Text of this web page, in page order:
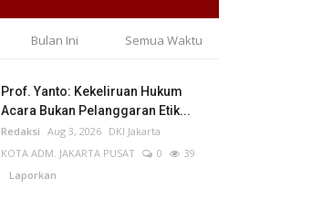
Bulan Ini Semua Waktu
Prof. Yanto: Kekeliruan Hukum
Acara Bukan Pelanggaran Etik...
Redaksi Aug 3, 2026 DKI Jakarta
KOTA ADM. JAKARTA PUSAT
0
39
Laporkan